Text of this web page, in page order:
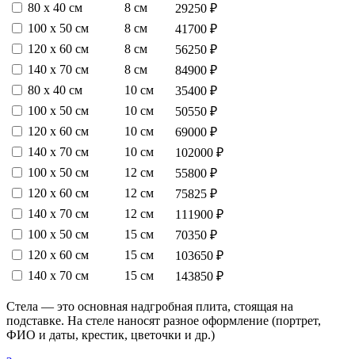
80 х 40 см
8 см
29250 ₽
100 х 50 см
8 см
41700 ₽
120 х 60 см
8 см
56250 ₽
140 х 70 см
8 см
84900 ₽
80 х 40 см
10 см
35400 ₽
100 х 50 см
10 см
50550 ₽
120 х 60 см
10 см
69000 ₽
140 х 70 см
10 см
102000 ₽
100 х 50 см
12 см
55800 ₽
120 х 60 см
12 см
75825 ₽
140 х 70 см
12 см
111900 ₽
100 х 50 см
15 см
70350 ₽
120 х 60 см
15 см
103650 ₽
140 х 70 см
15 см 143850 ₽
Стела — это основная надгробная плита, стоящая на
подставке. На стеле наносят разное оформление (портрет,
ФИО и даты, крестик, цветочки и др.)